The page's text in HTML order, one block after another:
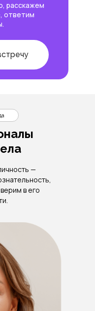
расскажем
ответим
—
в его